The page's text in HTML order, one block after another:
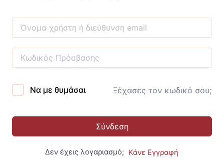
Να με θυμάσαι Ξέχασες τον κωδικό σου;
Σύνδεση
Δεν έχεις λογαριασμό; Κάνε Εγγραφή